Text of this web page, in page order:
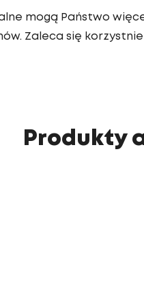
mogą Państwo
Zaleca się
Produkty